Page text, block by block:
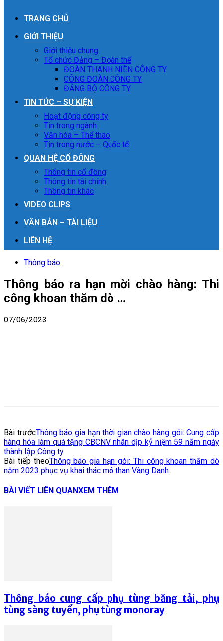
TRANG CHỦ
GIỚI THIỆU
Giới thiệu chung
Tổ chức Đảng – Đoàn thể
ĐOÀN THANH NIÊN CÔNG TY
CÔNG ĐOÀN CÔNG TY
ĐẢNG BỘ CÔNG TY
TIN TỨC – SỰ KIỆN
Hoạt động công ty
Tin trong ngành
Văn hóa – Thể thao
Tin trong nước – Quốc tế
QUAN HỆ CỔ ĐÔNG
Thông tin cổ đông
Thông tin tài chính
Thông tin khác
VIDEO CLIPS
VĂN BẢN – TÀI LIỆU
LIÊN HỆ
Thông báo
Thông báo ra hạn mời chào hàng: Thi
công khoan thăm dò …
07/06/2023
Bài trướcThông báo gia hạn thời gian chào hàng gói: Cung cấp
hàng hóa làm quà tặng CBCNV nhân dịp kỷ niệm 59 năm ngày
thành lập Công ty
Bài tiếp theoThông báo gia hạn gói: Thi công khoan thăm dò
năm 2023 phục vụ khai thác mỏ than Vàng Danh
BÀI VIẾT LIÊN QUANXEM THÊM
Thông báo cung cấp phụ tùng băng tải, phụ
tùng sàng tuyển, phụ tùng monoray